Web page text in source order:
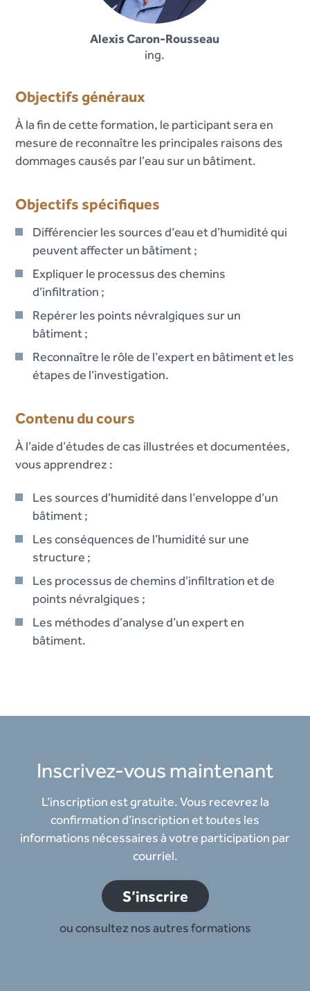
Alexis Caron-Rousseau
ing.
Objectifs généraux
À la fin de cette formation, le participant sera en
mesure de reconnaître les principales raisons des
dommages causés par l’eau sur un bâtiment.
Objectifs spécifiques
Différencier les sources d’eau et d’humidité qui
peuvent affecter un bâtiment ;
Expliquer le processus des chemins
d’infiltration ;
Repérer les points névralgiques sur un
bâtiment ;
Reconnaître le rôle de l’expert en bâtiment et les
étapes de l’investigation.
Contenu du cours
À l’aide d’études de cas illustrées et documentées,
vous apprendrez :
Les sources d’humidité dans l’enveloppe d’un
bâtiment ;
Les conséquences de l’humidité sur une
structure ;
Les processus de chemins d’infiltration et de
points névralgiques ;
Les méthodes d’analyse d’un expert en
bâtiment.
Inscrivez-vous maintenant
L’inscription est gratuite. Vous recevrez la
confirmation d’inscription et toutes les
informations nécessaires à votre participation par
courriel.
S’inscrire
ou consultez nos autres formations